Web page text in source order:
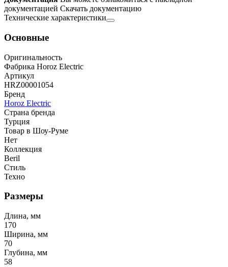
документацией Скачать документацию
Технические характеристики
Основные
Оригинальность
Фабрика Horoz Electric
Артикул
HRZ00001054
Бренд
Horoz Electric
Страна бренда
Турция
Товар в Шоу-Руме
Нет
Коллекция
Beril
Стиль
Техно
Размеры
Длина, мм
170
Ширина, мм
70
Глубина, мм
58